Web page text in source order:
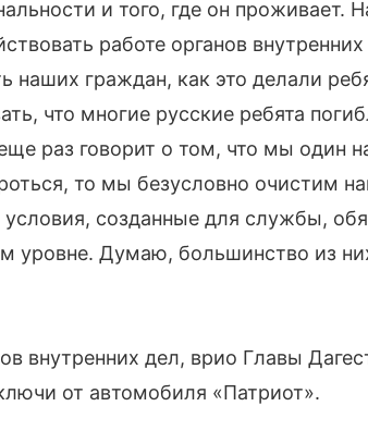
и того, где он проживает.
работе органов
наших граждан, как это делали
что многие русские ребята
раз говорит о том, что мы один
то мы безусловно очистим
условия, созданные для службы,
уровне. Думаю, большинство из
внутренних дел, врио Главы
от автомобиля «Патриот».